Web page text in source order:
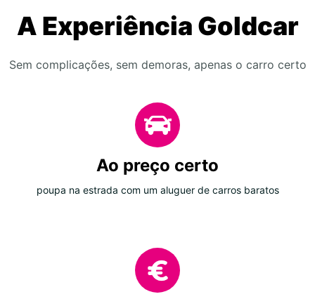
A Experiência Goldcar
Sem complicações, sem demoras, apenas o carro certo
Ao preço certo
poupa na estrada com um aluguer de carros baratos